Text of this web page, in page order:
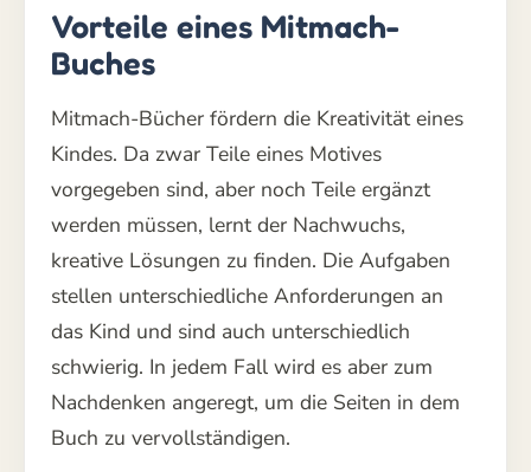
Vorteile eines Mitmach-
Buches
Mitmach-Bücher fördern die Kreativität eines
Kindes. Da zwar Teile eines Motives
vorgegeben sind, aber noch Teile ergänzt
werden müssen, lernt der Nachwuchs,
kreative Lösungen zu finden. Die Aufgaben
stellen unterschiedliche Anforderungen an
das Kind und sind auch unterschiedlich
schwierig. In jedem Fall wird es aber zum
Nachdenken angeregt, um die Seiten in dem
Buch zu vervollständigen.